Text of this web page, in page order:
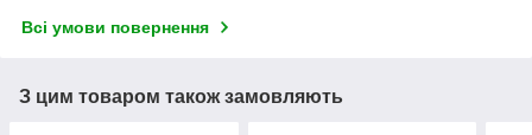
Всі умови повернення
З цим товаром також замовляють